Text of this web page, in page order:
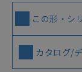
この形・シ
カタログ/